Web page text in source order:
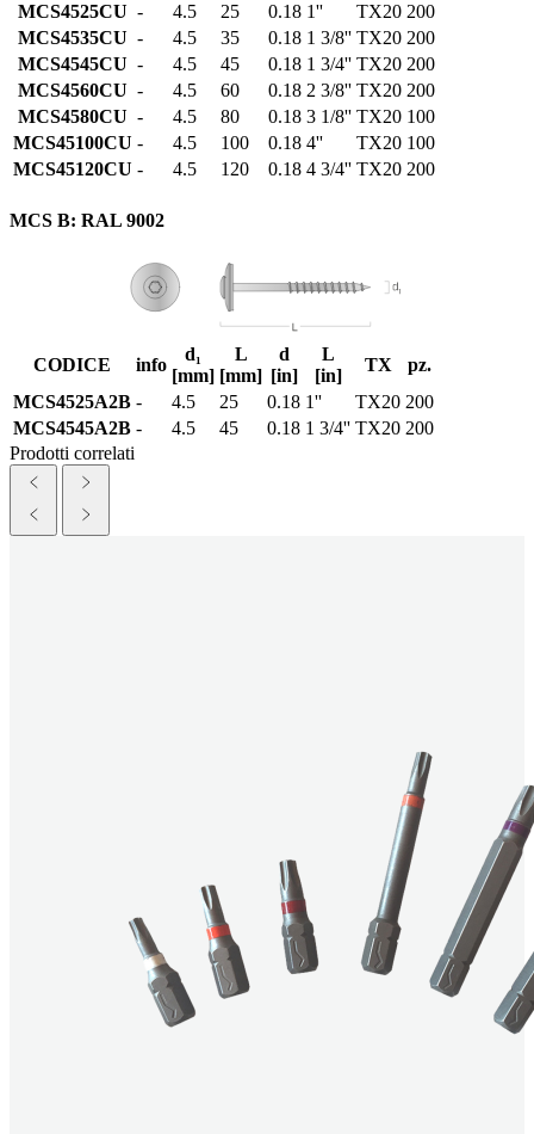
MCS4525CU - 4.5 25 0.18 1'' TX20 200
MCS4535CU - 4.5 35 0.18 1 3/8'' TX20 200
MCS4545CU - 4.5 45 0.18 1 3/4'' TX20 200
MCS4560CU - 4.5 60 0.18 2 3/8'' TX20 200
MCS4580CU - 4.5 80 0.18 3 1/8'' TX20 100
MCS45100CU - 4.5 100 0.18 4'' TX20 100
MCS45120CU - 4.5 120 0.18 4 3/4'' TX20 200
MCS B: RAL 9002
CODICE info
d₁
[mm]
L
[mm]
d
[in]
L
[in]
TX
pz.
MCS4525A2B - 4.5 25 0.18 1'' TX20 200
MCS4545A2B - 4.5 45 0.18 1 3/4'' TX20 200
Prodotti correlati